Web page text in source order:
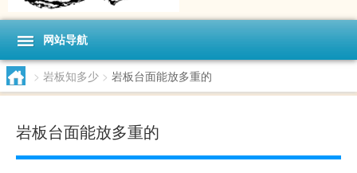
网站导航
> 岩板知多少 > 岩板台面能放多重的
岩板台面能放多重的